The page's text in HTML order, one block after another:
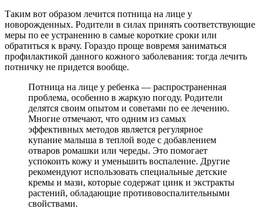
Таким вот образом лечится потница на лице у
новорожденных. Родители в силах принять соответствующие
меры по ее устранению в самые короткие сроки или
обратиться к врачу. Гораздо проще вовремя заниматься
профилактикой данного кожного заболевания: тогда лечить
потничку не придется вообще.
Потница на лице у ребенка — распространенная
проблема, особенно в жаркую погоду. Родители
делятся своим опытом и советами по ее лечению.
Многие отмечают, что одним из самых
эффективных методов является регулярное
купание малыша в теплой воде с добавлением
отваров ромашки или череды. Это помогает
успокоить кожу и уменьшить воспаление. Другие
рекомендуют использовать специальные детские
кремы и мази, которые содержат цинк и экстракты
растений, обладающие противовоспалительными
свойствами.